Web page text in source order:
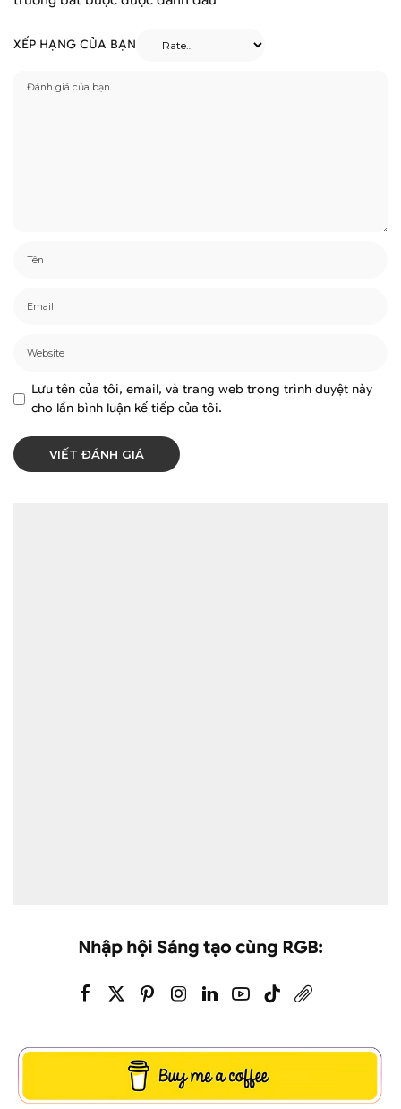
XẾP HẠNG CỦA BẠN
Lưu tên của tôi, email, và trang web trong trình duyệt này
cho lần bình luận kế tiếp của tôi.
Nhập hội Sáng tạo cùng RGB: